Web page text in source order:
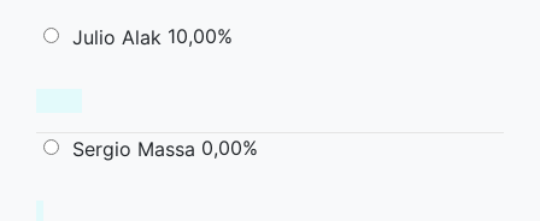
Julio Alak 10,00%
Sergio Massa 0,00%